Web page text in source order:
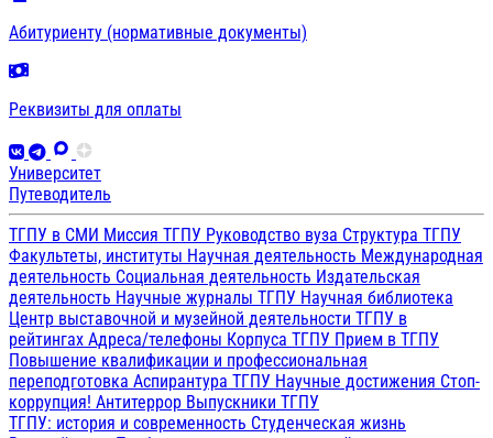
Абитуриенту (нормативные документы)
Реквизиты для оплаты
Университет
Путеводитель
ТГПУ в СМИ Миссия ТГПУ Руководство вуза Структура ТГПУ
Факультеты, институты Научная деятельность Международная
деятельность Социальная деятельность Издательская
деятельность Научные журналы ТГПУ Научная библиотека
Центр выставочной и музейной деятельности ТГПУ в
рейтингах Адреса/телефоны Корпуса ТГПУ Прием в ТГПУ
Повышение квалификации и профессиональная
переподготовка Аспирантура ТГПУ Научные достижения Стоп-
коррупция! Антитеррор Выпускники ТГПУ
ТГПУ: история и современность Студенческая жизнь